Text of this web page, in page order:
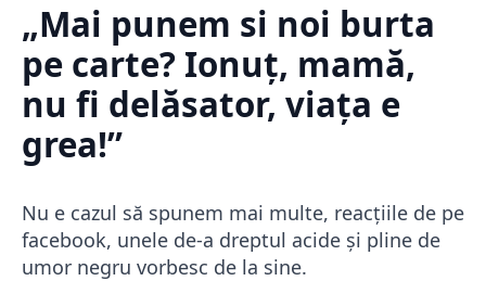
„Mai punem si noi burta
pe carte? Ionuț, mamă,
nu fi delăsator, viața e
grea!”
Nu e cazul să spunem mai multe, reacțiile de pe
facebook, unele de-a dreptul acide și pline de
umor negru vorbesc de la sine.